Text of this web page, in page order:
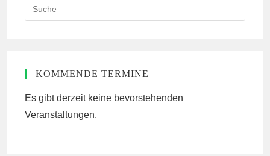
this
KOMMENDE TERMINE
Es gibt derzeit keine bevorstehenden
Veranstaltungen.